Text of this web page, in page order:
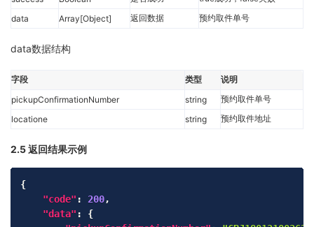
data
Array[Object] 返回数据 预约取件单号
data数据结构
字段 类型
说明
pickupConfirmationNumber
string
预约取件单号
locatione
string 预约取件地址
2.5 返回结果示例
{
"code" : 200,
"data" :
{